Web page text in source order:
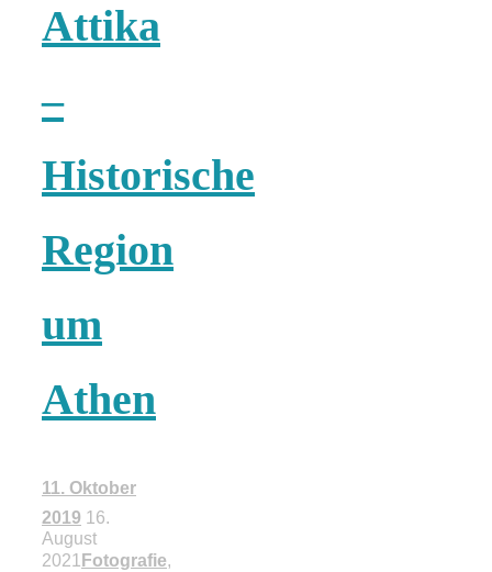
Attika
–
Historische
Region
um
Athen
11. Oktober
2019 16.
August
2021 Fotografie,
München &